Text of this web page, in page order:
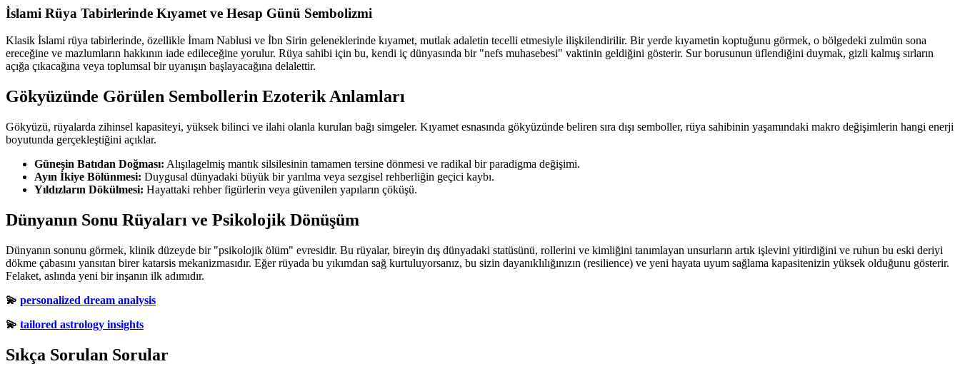
İslami Rüya Tabirlerinde Kıyamet ve Hesap Günü Sembolizmi
Klasik İslami rüya tabirlerinde, özellikle İmam Nablusi ve İbn Sirin geleneklerinde kıyamet, mutlak adaletin tecelli etmesiyle ilişkilendirilir. Bir yerde kıyametin koptuğunu görmek, o bölgedeki zulmün sona
ereceğine ve mazlumların hakkının iade edileceğine yorulur. Rüya sahibi için bu, kendi iç dünyasında bir "nefs muhasebesi" vaktinin geldiğini gösterir. Sur borusunun üflendiğini duymak, gizli kalmış sırların
açığa çıkacağına veya toplumsal bir uyanışın başlayacağına delalettir.
Gökyüzünde Görülen Sembollerin Ezoterik Anlamları
Gökyüzü, rüyalarda zihinsel kapasiteyi, yüksek bilinci ve ilahi olanla kurulan bağı simgeler. Kıyamet esnasında gökyüzünde beliren sıra dışı semboller, rüya sahibinin yaşamındaki makro değişimlerin hangi enerji
boyutunda gerçekleştiğini açıklar.
Güneşin Batıdan Doğması: Alışılagelmiş mantık silsilesinin tamamen tersine dönmesi ve radikal bir paradigma değişimi.
Ayın İkiye Bölünmesi: Duygusal dünyadaki büyük bir yarılma veya sezgisel rehberliğin geçici kaybı.
Yıldızların Dökülmesi: Hayattaki rehber figürlerin veya güvenilen yapıların çöküşü.
Dünyanın Sonu Rüyaları ve Psikolojik Dönüşüm
Dünyanın sonunu görmek, klinik düzeyde bir "psikolojik ölüm" evresidir. Bu rüyalar, bireyin dış dünyadaki statüsünü, rollerini ve kimliğini tanımlayan unsurların artık işlevini yitirdiğini ve ruhun bu eski deriyi
dökme çabasını yansıtan birer katarsis mekanizmasıdır. Eğer rüyada bu yıkımdan sağ kurtuluyorsanız, bu sizin dayanıklılığınızın (resilience) ve yeni hayata uyum sağlama kapasitenizin yüksek olduğunu gösterir.
Felaket, aslında yeni bir inşanın ilk adımıdır.
💫 personalized dream analysis
💫 tailored astrology insights
Sıkça Sorulan Sorular